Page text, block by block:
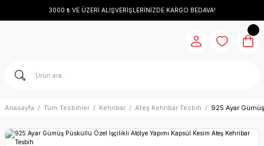
3000 ₺ VE ÜZERİ ALIŞVERİŞLERİNİZDE KARGO BEDAVA!
Anasayfa Tüm Tesbihler Kehribar Ateş Kehribar Tesbih 925 Ayar